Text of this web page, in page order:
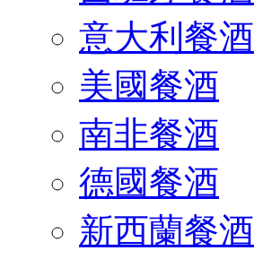
意大利餐酒
美國餐酒
南非餐酒
德國餐酒
新西蘭餐酒